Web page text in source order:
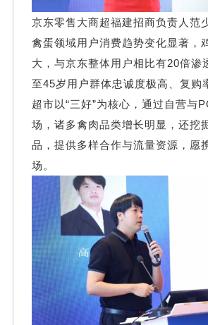
京东零售大商超福建招商负责人范
禽蛋领域用户消费趋势变化显著，
大，与京东整体用户相比有20倍渗
至45岁用户群体忠诚度极高、复购
超市以“三好”为核心，通过自营与
场，诸多禽肉品类增长明显，还挖
品，提供多样合作与流量资源，愿
场。